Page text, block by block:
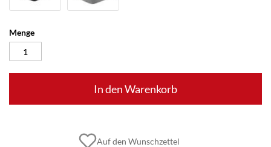
Menge
In den Warenkorb
Auf den Wunschzettel